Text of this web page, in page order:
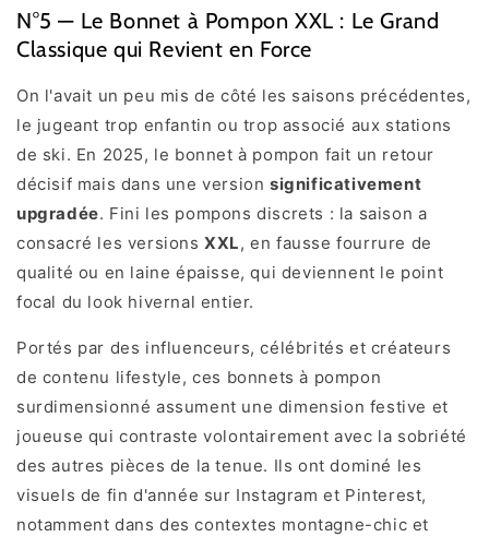
N°5 — Le Bonnet à Pompon XXL : Le Grand
Classique qui Revient en Force
On l'avait un peu mis de côté les saisons précédentes,
le jugeant trop enfantin ou trop associé aux stations
de ski. En 2025, le bonnet à pompon fait un retour
décisif mais dans une versionsignificativement
upgradée. Fini les pompons discrets : la saison a
consacré les versionsXXL, en fausse fourrure de
qualité ou en laine épaisse, qui deviennent le point
focal du look hivernal entier.
Portés par des influenceurs, célébrités et créateurs
de contenu lifestyle, ces bonnets à pompon
surdimensionné assument une dimension festive et
joueuse qui contraste volontairement avec la sobriété
des autres pièces de la tenue. Ils ont dominé les
visuels de fin d'année sur Instagram et Pinterest,
notamment dans des contextes montagne-chic et